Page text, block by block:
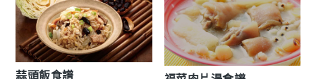
蒜頭飯食譜